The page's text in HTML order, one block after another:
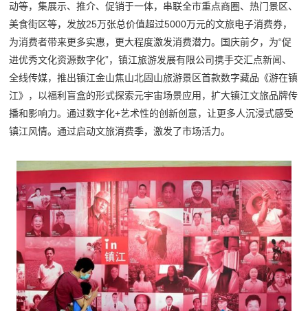
动等，集展示、推介、促销于一体，串联全市重点商圈、热门景区、
美食街区等，发放25万张总价值超过5000万元的文旅电子消费券，
为消费者带来更多实惠，更大程度激发消费潜力。国庆前夕，为“促
进优秀文化资源数字化”，镇江旅游发展有限公司携手交汇点新闻、
全线传媒，推出镇江金山焦山北固山旅游景区首款数字藏品《游在镇
江》，以福利盲盒的形式探索元宇宙场景应用，扩大镇江文旅品牌传
播和影响力。通过数字化+艺术性的创新创意，让更多人沉浸式感受
镇江风情。通过启动文旅消费季，激发了市场活力。